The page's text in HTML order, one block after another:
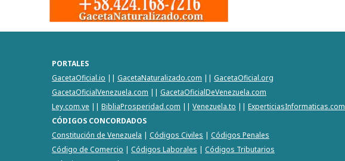
PORTALES
GacetaOficial.io || GacetaNaturalizado.com || GacetaOficial.org
GacetaOficialVenezuela.com || GacetaOficialDeVenezuela.com
Ley.com.ve || BibliaProsperidad.com || Venezuela.to || ExperticiasInformaticas.com
CÓDIGOS CONCORDADOS
Constitución de Venezuela | Códigos Civiles | Códigos Penales
Código de Comercio | Códigos Laborales | Códigos Tributarios